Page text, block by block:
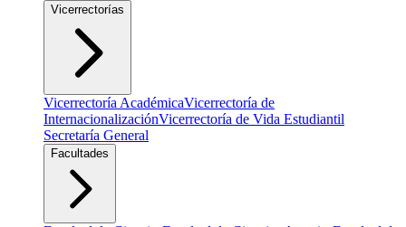
Vicerrectorías
Vicerrectoría AcadémicaVicerrectoría de
InternacionalizaciónVicerrectoría de Vida Estudiantil
Secretaría General
Facultades